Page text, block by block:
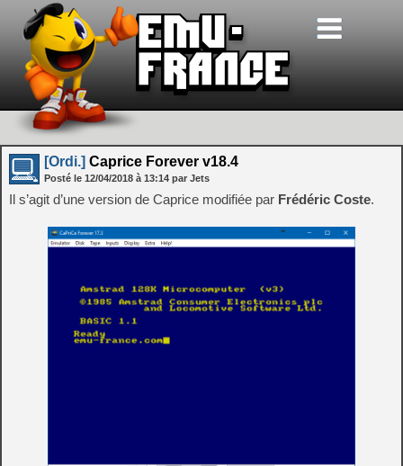
[Ordi.] Caprice Forever v18.4
Posté le 12/04/2018 à 13:14 par Jets
Il s’agit d’une version de Caprice modifiée par Frédéric Coste.